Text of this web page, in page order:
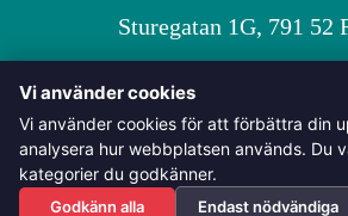
Sturegatan 1G, 791 52
Orgnr: 559294-5843
+46730298100
Vi använder cookies
Vi använder cookies för att förbättra din
analysera hur webbplatsen används. Du
kategorier du godkänner.
Godkänn alla Endast nödvändiga